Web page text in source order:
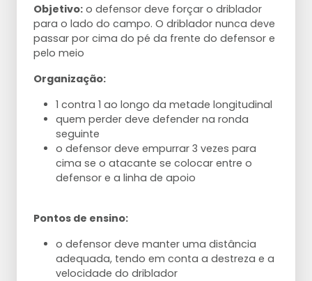
Objetivo: o defensor deve forçar o driblador
para o lado do campo. O driblador nunca deve
passar por cima do pé da frente do defensor e
pelo meio
Organização:
1 contra 1 ao longo da metade longitudinal
quem perder deve defender na ronda
seguinte
o defensor deve empurrar 3 vezes para
cima se o atacante se colocar entre o
defensor e a linha de apoio
Pontos de ensino:
o defensor deve manter uma distância
adequada, tendo em conta a destreza e a
velocidade do driblador